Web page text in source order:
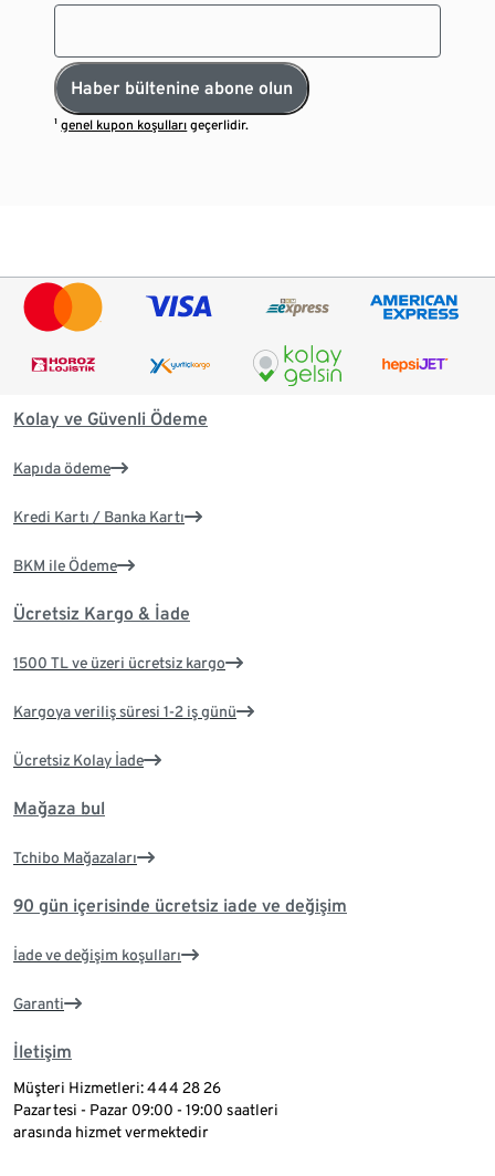
Haber bültenine abone olun
¹genel kupon koşulları geçerlidir.
Kolay ve Güvenli Ödeme
Kapıda ödeme
Kredi Kartı / Banka Kartı
BKM ile Ödeme
Ücretsiz Kargo & İade
1500 TL ve üzeri ücretsiz kargo
Kargoya veriliş süresi 1-2 iş günü
Ücretsiz Kolay İade
Mağaza bul
Tchibo Mağazaları
90 gün içerisinde ücretsiz iade ve değişim
İade ve değişim koşulları
Garanti
İletişim
Müşteri Hizmetleri: 444 28 26
Pazartesi - Pazar 09:00 - 19:00 saatleri
arasında hizmet vermektedir